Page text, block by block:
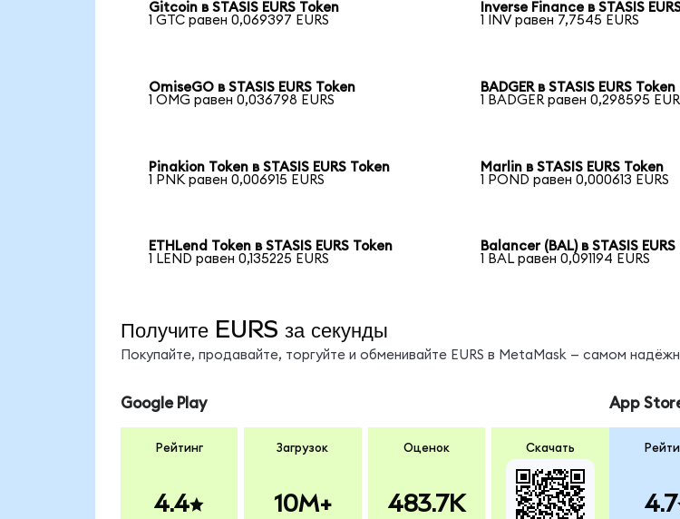
Gitcoin в STASIS EURS Token
1 GTC равен 0,069397 EURS
Inverse Finance в STASIS
1 INV равен 7,7545 EURS
OmiseGO в STASIS EURS Token
1 OMG равен 0,036798 EURS
BADGER в STASIS EURS Token
1 BADGER равен 0,298595
Pinakion Token в STASIS EURS Token
1 PNK равен 0,006915 EURS
Marlin в STASIS EURS Token
1 POND равен 0,000613 EURS
ETHLend Token в STASIS EURS Token
1 LEND равен 0,135225 EURS
Balancer (BAL) в STASIS
1 BAL равен 0,091194 EURS
Получите EURS за секунды
Покупайте, продавайте, торгуйте и обменивайте EURS в MetaMask — самом
Google Play
Рейтинг
4.4
Загрузок
10M+
Оценок
483.7K
Скачать
App
4.7